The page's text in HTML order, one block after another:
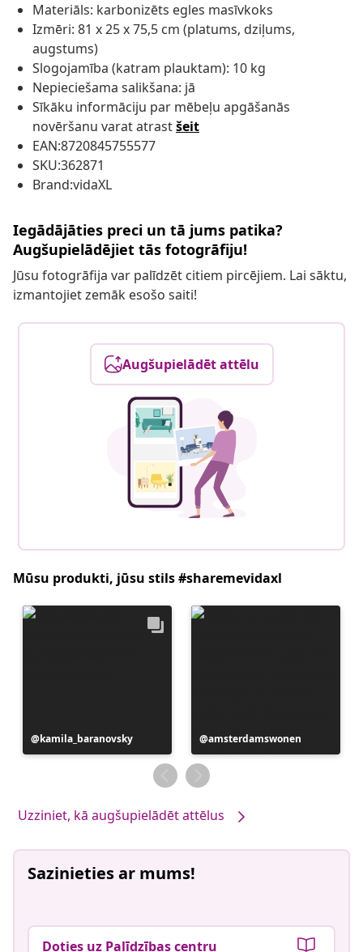
Materiāls: karbonizēts egles masīvkoks
Izmēri: 81 x 25 x 75,5 cm (platums, dziļums,
augstums)
Slogojamība (katram plauktam): 10 kg
Nepieciešama salikšana: jā
Sīkāku informāciju par mēbeļu apgāšanās
novēršanu varat atrastšeit
EAN:8720845755577
SKU:362871
Brand:vidaXL
Iegādājāties preci un tā jums patika?
Augšupielādējiet tās fotogrāfiju!
Jūsu fotogrāfija var palīdzēt citiem pircējiem. Lai sāktu,
izmantojiet zemāk esošo saiti!
Augšupielādēt attēlu
Mūsu produkti, jūsu stils #sharemevidaxl
Ierakstu
publicējis
kamila_baranovsky
Ierakstu
publicējis
amsterdamswonen
Uzziniet, kā augšupielādēt attēlus
Sazinieties ar mums!
Doties uz Palīdzības centru